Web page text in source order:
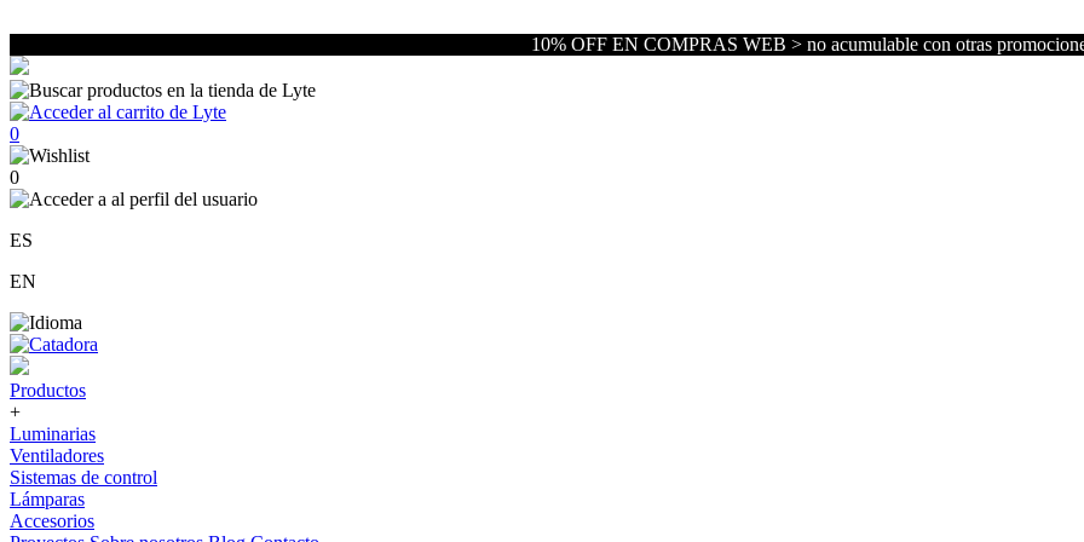
10% OFF EN COMPRAS WEB > no acumulable con otras
0
0
ES
EN
Productos
+
Luminarias
Ventiladores
Sistemas de control
Lámparas
Accesorios